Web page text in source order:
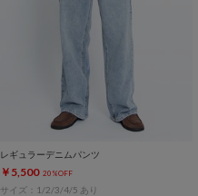
レギュラーデニムパンツ
￥5,500 20%OFF
サイズ：1/2/3/4/5 あり